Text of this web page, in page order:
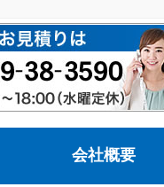
会社概要